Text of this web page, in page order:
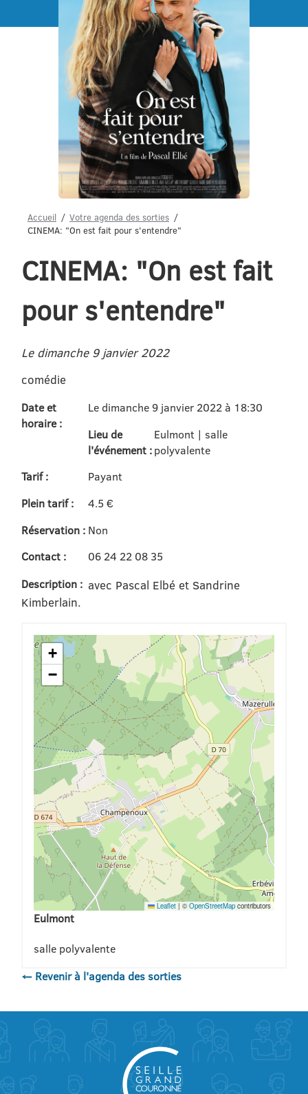
Menu
Accueil
Votre agenda des sorties
CINEMA: "On est fait pour s'entendre"
CINEMA: "On est fait
pour s'entendre"
Le dimanche 9 janvier 2022
comédie
Date et
horaire :
Le dimanche 9 janvier 2022 à 18:30
Lieu de
l'événement :
Eulmont | salle
polyvalente
Tarif :
Payant
Plein tarif :
4.5 €
Réservation : Non
Contact :
06 24 22 08 35
Description : avec Pascal Elbé et Sandrine
Kimberlain.
+
−
Leaflet | ©OpenStreetMap contributors
Eulmont
salle polyvalente
← Revenir à l'agenda des sorties